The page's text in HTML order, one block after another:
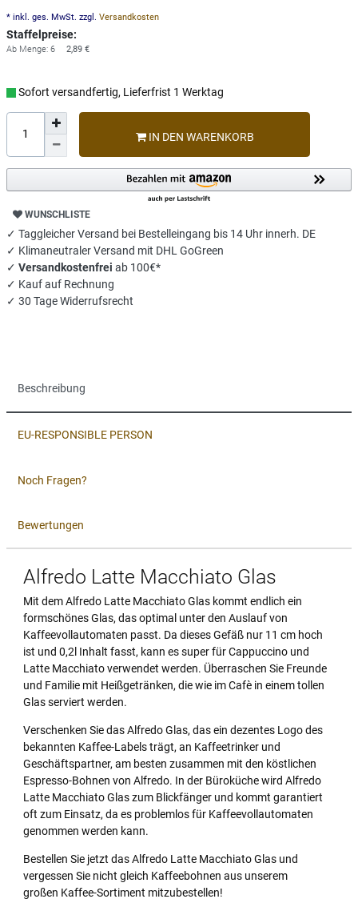
* inkl. ges. MwSt. zzgl. Versandkosten
Staffelpreise:
Ab Menge: 6 2,89 €
Sofort versandfertig, Lieferfrist 1 Werktag
IN DEN WARENKORB
WUNSCHLISTE
✓ Taggleicher Versand bei Bestelleingang bis 14 Uhr innerh. DE
✓ Klimaneutraler Versand mit DHL GoGreen
✓ Versandkostenfrei ab 100€*
✓ Kauf auf Rechnung
✓ 30 Tage Widerrufsrecht
Beschreibung
EU-RESPONSIBLE PERSON
Noch Fragen?
Bewertungen
Alfredo Latte Macchiato Glas
Mit dem Alfredo Latte Macchiato Glas kommt endlich ein
formschönes Glas, das optimal unter den Auslauf von
Kaffeevollautomaten passt. Da dieses Gefäß nur 11 cm hoch
ist und 0,2l Inhalt fasst, kann es super für Cappuccino und
Latte Macchiato verwendet werden. Überraschen Sie Freunde
und Familie mit Heißgetränken, die wie im Cafè in einem tollen
Glas serviert werden.
Verschenken Sie das Alfredo Glas, das ein dezentes Logo des
bekannten Kaffee-Labels trägt, an Kaffeetrinker und
Geschäftspartner, am besten zusammen mit den köstlichen
Espresso-Bohnen von Alfredo. In der Büroküche wird Alfredo
Latte Macchiato Glas zum Blickfänger und kommt garantiert
oft zum Einsatz, da es problemlos für Kaffeevollautomaten
genommen werden kann.
Bestellen Sie jetzt das Alfredo Latte Macchiato Glas und
vergessen Sie nicht gleich Kaffeebohnen aus unserem
großen Kaffee-Sortiment mitzubestellen!